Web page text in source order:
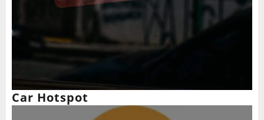
Car Hotspot